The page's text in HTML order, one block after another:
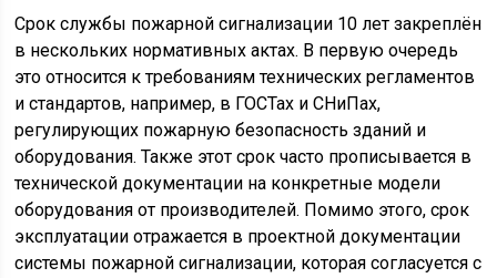
Срок службы пожарной сигнализации 10 лет закреплён
в нескольких нормативных актах. В первую очередь
это относится к требованиям технических регламентов
и стандартов, например, в ГОСТах и СНиПах,
регулирующих пожарную безопасность зданий и
оборудования. Также этот срок часто прописывается в
технической документации на конкретные модели
оборудования от производителей. Помимо этого, срок
эксплуатации отражается в проектной документации
системы пожарной сигнализации, которая согласуется с